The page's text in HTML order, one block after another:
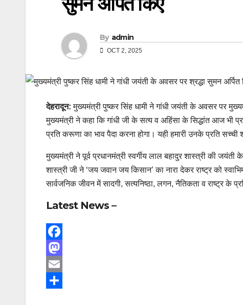
By admin
OCT 2, 2025
देहरादून: मुख्यमंत्री पुष्कर सिंह धामी ने गांधी जयंती के अवसर पर
मुख्यमंत्री ने कहा कि गांधी जी के सत्य व अहिंसा के सिद्धांत आज
प्रति करूणा का भाव पैदा करना होगा। यही हमारी उनके प्रति सच्ची
मुख्यमंत्री ने पूर्व प्रधानमंत्री स्वर्गीय लाल बहादुर शास्त्री की
शास्त्री जी ने ‘जय जवान जय किसान’ का नारा देकर राष्ट्र को
सार्वजनिक जीवन में सादगी, सत्यनिष्ठा, लगन, नैतिकता व राष्ट्र के
Latest News –
F
a
c
M
aE